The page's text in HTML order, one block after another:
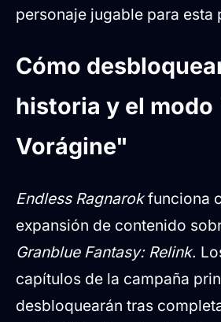
personaje jugable para esta
Cómo
historia y el modo
Vorágine"
Endless Ragnarokfunciona
expansión de contenido
Granblue Fantasy: Relink.
capítulos de la campaña
desbloquearán tras